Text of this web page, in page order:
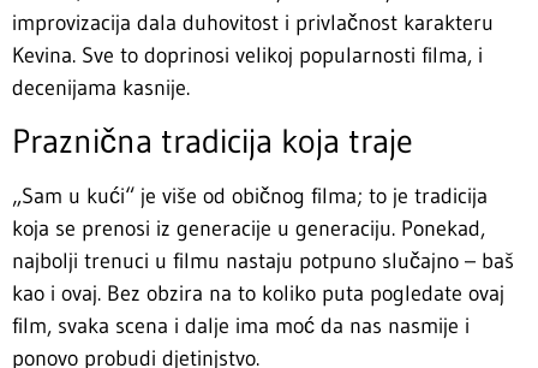
improvizacija dala duhovitost i privlačnost karakteru
Kevina. Sve to doprinosi velikoj popularnosti filma, i
decenijama kasnije.
Praznična tradicija koja traje
„Sam u kući“ je više od običnog filma; to je tradicija
koja se prenosi iz generacije u generaciju. Ponekad,
najbolji trenuci u filmu nastaju potpuno slučajno – baš
kao i ovaj. Bez obzira na to koliko puta pogledate ovaj
film, svaka scena i dalje ima moć da nas nasmije i
ponovo probudi djetinjstvo.